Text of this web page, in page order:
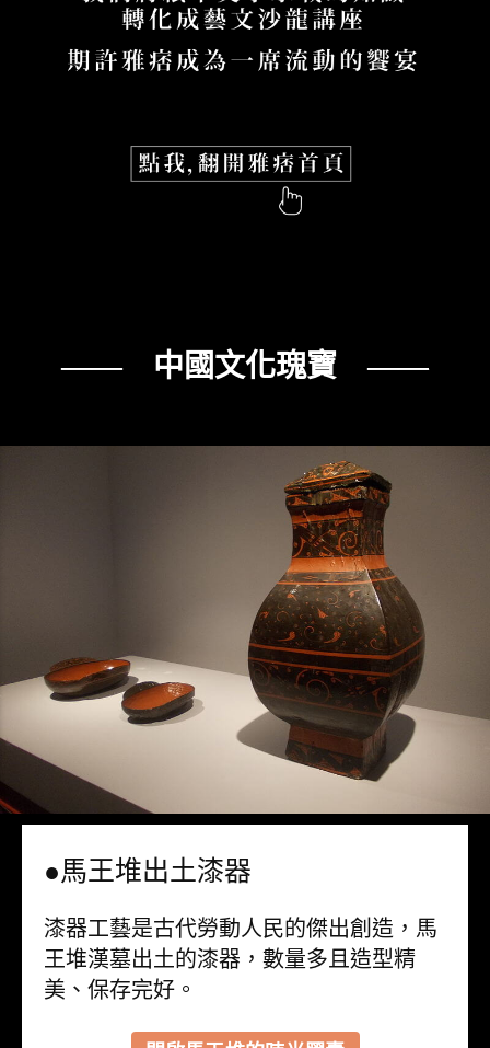
—— 中國文化瑰寶 ——
●馬王堆出土漆器
漆器工藝是古代勞動人民的傑出創造，馬
王堆漢墓出土的漆器，數量多且造型精
美、保存完好。